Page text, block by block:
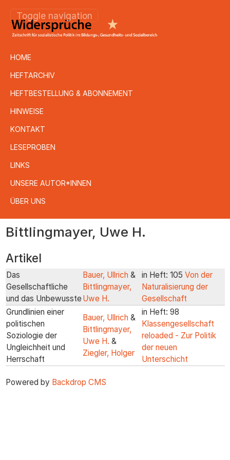
Toggle navigation
HOME
HEFTARCHIV
HEFTBESTELLUNG & ABONNEMENT
HINWEISE
KONTAKT
LESEPROBEN
LINKS
UNSERE AUTOR*INNEN
ÜBER UNS
zum
Bittlingmayer, Uwe H.
Artikel
Das
Gesellschaftliche
und das Unbewusste
Bauer, Ullrich &
Bittlingmayer,
Uwe H.
in Heft: 105 Von der
Naturalisierung der
Gesellschaft
Grundlinien einer
politischen
Soziologie der
Ungleichheit und
Herrschaft
Bauer, Ullrich &
Bittlingmayer,
Uwe H. &
Ziegler, Holger
in Heft: 98
Klassengesellschaft
reloaded - Zur Politik
der neuen
Unterschicht
Powered by Backdrop CMS